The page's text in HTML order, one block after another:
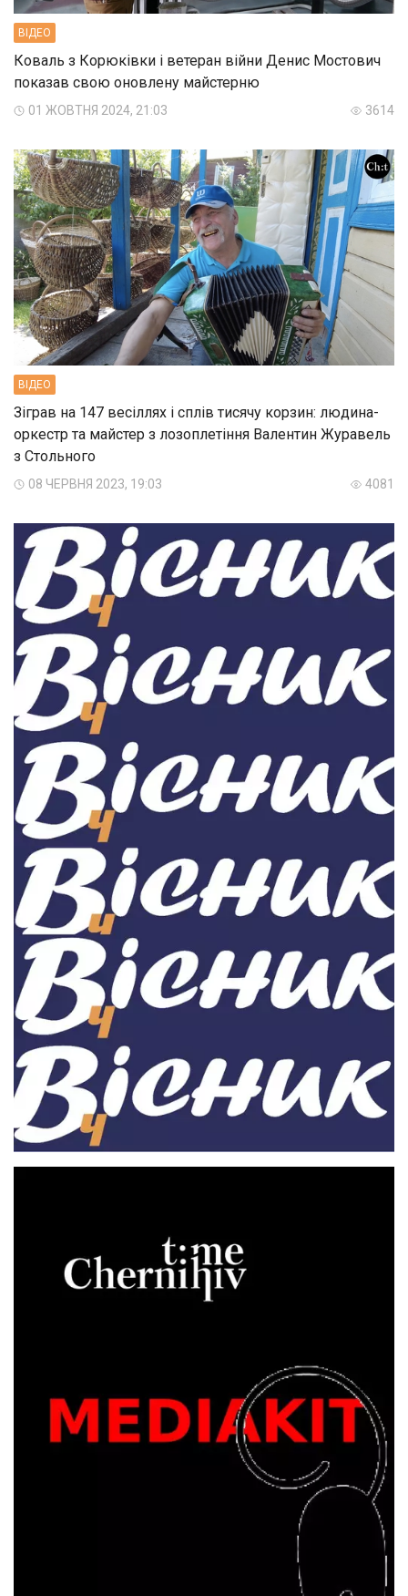
ВIДЕО
Коваль з Корюківки і ветеран війни Денис Мостович
показав свою оновлену майстерню
01 ЖОВТНЯ 2024, 21:03 3614
ВIДЕО
Зіграв на 147 весіллях і сплів тисячу корзин: людина-
оркестр та майстер з лозоплетіння Валентин Журавель
з Стольного
08 ЧЕРВНЯ 2023, 19:03 4081